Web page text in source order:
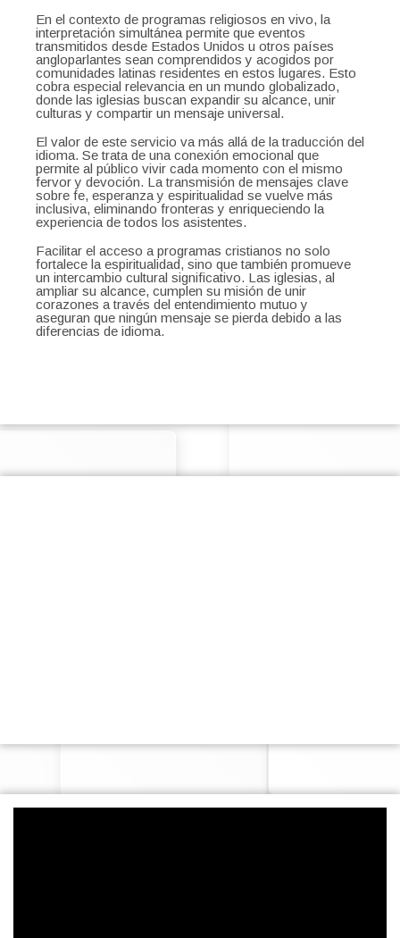
En el contexto de programas religiosos en vivo, la
interpretación simultánea permite que eventos
transmitidos desde Estados Unidos u otros países
angloparlantes sean comprendidos y acogidos por
comunidades latinas residentes en estos lugares. Esto
cobra especial relevancia en un mundo globalizado,
donde las iglesias buscan expandir su alcance, unir
culturas y compartir un mensaje universal.
El valor de este servicio va más allá de la traducción del
idioma. Se trata de una conexión emocional que
permite al público vivir cada momento con el mismo
fervor y devoción. La transmisión de mensajes clave
sobre fe, esperanza y espiritualidad se vuelve más
inclusiva, eliminando fronteras y enriqueciendo la
experiencia de todos los asistentes.
Facilitar el acceso a programas cristianos no solo
fortalece la espiritualidad, sino que también promueve
un intercambio cultural significativo. Las iglesias, al
ampliar su alcance, cumplen su misión de unir
corazones a través del entendimiento mutuo y
aseguran que ningún mensaje se pierda debido a las
diferencias de idioma.